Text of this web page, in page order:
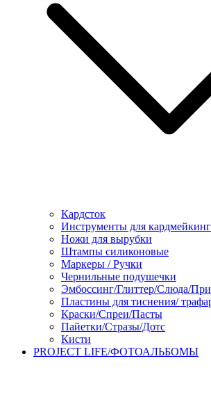
Кардсток
Инструменты для
Ножи для вырубки
Штампы силиконовые
Маркеры / Ручки
Чернильные подушечки
Эмбоссинг/Глиттер/Слюда/
Пластины для тиснения/
Краски/Спреи/Пасты
Пайетки/Стразы/Дотс
Кисти
PROJECT LIFE/ФОТОАЛЬБОМЫ